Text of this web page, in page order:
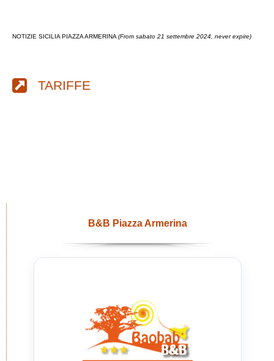
NOTIZIE SICILIA PIAZZA ARMERINA (From sabato 21 settembre 2024, never expire)
TARIFFE
B&B Piazza Armerina